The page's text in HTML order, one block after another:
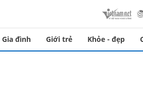
Gia đình Giới trẻ Khỏe - đẹp